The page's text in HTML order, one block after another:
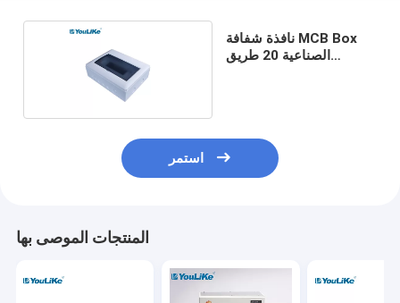
نافذة شفافة MCB Box
الصناعية 20 طريق
استمر
المنتجات الموصى بها